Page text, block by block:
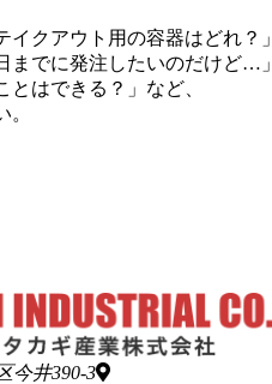
イクアウト用の容器はどれ？」
までに発注したいのだけど…」
とはできる？」など、
今井390-3